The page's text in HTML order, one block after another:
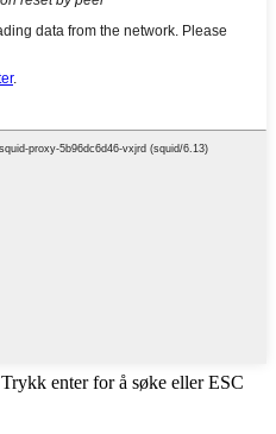
Trykk enter for å søke eller ESC